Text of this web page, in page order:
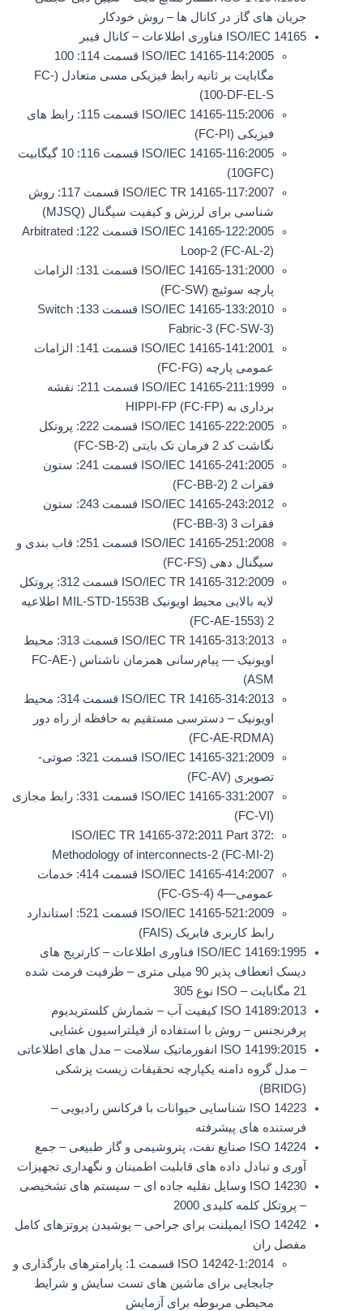
جریان های گاز در کانال ها – روش خودکار
ISO/IEC 14165 فناوری اطلاعات – کانال فیبر
ISO/IEC 14165-114:2005 قسمت 114: 100
مگابایت بر ثانیه رابط فیزیکی مسی متعادل (FC-
100-DF-EL-S)
ISO/IEC 14165-115:2006 قسمت 115: رابط های
فیزیکی (FC-PI)
ISO/IEC 14165-116:2005 قسمت 116: 10 گیگابیت
ISO/IEC TR 14165-117:2007 قسمت 117: روش
شناسی برای لرزش و کیفیت سیگنال (MJSQ)
ISO/IEC 14165-122:2005 قسمت 122: Arbitrated
Loop-2 (FC-AL-2)
ISO/IEC 14165-131:2000 قسمت 131: الزامات
پارچه سوئیچ (FC-SW)
ISO/IEC 14165-133:2010 قسمت 133: Switch
Fabric-3 (FC-SW-3)
ISO/IEC 14165-141:2001 قسمت 141: الزامات
عمومی پارچه (FC-FG)
ISO/IEC 14165-211:1999 قسمت 211: نقشه
برداری به HIPPI-FP (FC-FP)
ISO/IEC 14165-222:2005 قسمت 222: پروتکل
نگاشت کد 2 فرمان تک بایتی (FC-SB-2)
ISO/IEC 14165-241:2005 قسمت 241: ستون
فقرات 2 (FC-BB-2)
ISO/IEC 14165-243:2012 قسمت 243: ستون
فقرات 3 (FC-BB-3)
ISO/IEC 14165-251:2008 قسمت 251: قاب بندی و
سیگنال دهی (FC-FS)
ISO/IEC TR 14165-312:2009 قسمت 312: پروتکل
لایه بالایی محیط اویونیک MIL-STD-1553B اطلاعیه
2 (FC-AE-1553)
ISO/IEC TR 14165-313:2013 قسمت 313: محیط
اویونیک — پیام‌رسانی همزمان ناشناس (FC-AE-
ASM)
ISO/IEC TR 14165-314:2013 قسمت 314: محیط
اویونیک – دسترسی مستقیم به حافظه از راه دور
ISO/IEC 14165-321:2009 قسمت 321: صوتی-
تصویری (FC-AV)
ISO/IEC 14165-331:2007 قسمت 331: رابط مجازی
ISO/IEC TR 14165-372:2011 Part 372:
Methodology of interconnects-2 (FC-MI-2)
ISO/IEC 14165-414:2007 قسمت 414: خدمات
عمومی—4 (FC-GS-4)
ISO/IEC 14165-521:2009 قسمت 521: استاندارد
رابط کاربری فابریک (FAIS)
ISO/IEC 14169:1995 فناوری اطلاعات – کارتریج های
دیسک انعطاف پذیر 90 میلی متری – ظرفیت فرمت شده
21 مگابایت – ISO نوع 305
ISO 14189:2013 کیفیت آب – شمارش کلستریدیوم
پرفرنجنس – روش با استفاده از فیلتراسیون غشایی
ISO 14199:2015 انفورماتیک سلامت – مدل های اطلاعاتی
– مدل گروه دامنه یکپارچه تحقیقات زیست پزشکی
ISO 14223 شناسایی حیوانات با فرکانس رادیویی –
فرستنده های پیشرفته
ISO 14224 صنایع نفت، پتروشیمی و گاز طبیعی – جمع
آوری و تبادل داده های قابلیت اطمینان و نگهداری تجهیزات
ISO 14230 وسایل نقلیه جاده ای – سیستم های تشخیصی
– پروتکل کلمه کلیدی 2000
ISO 14242 ایمپلنت برای جراحی – پوشیدن پروتزهای کامل
مفصل ران
ISO 14242-1:2014 قسمت 1: پارامترهای بارگذاری و
جابجایی برای ماشین های تست سایش و شرایط
محیطی مربوطه برای آزمایش